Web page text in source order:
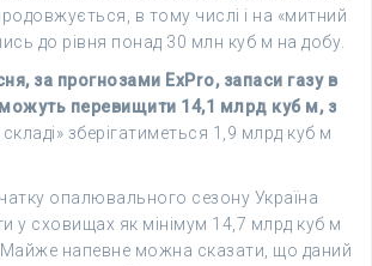
в тому числі і на «митний
до рівня понад 30 млн куб м на добу.
за прогнозами ExPro, запаси газу в
перевищити 14,1 млрд куб м, з
зберігатиметься 1,9 млрд куб м
опалювального сезону Україна
у сховищах як мінімум 14,7 млрд куб м
Майже напевне можна сказати, що даний